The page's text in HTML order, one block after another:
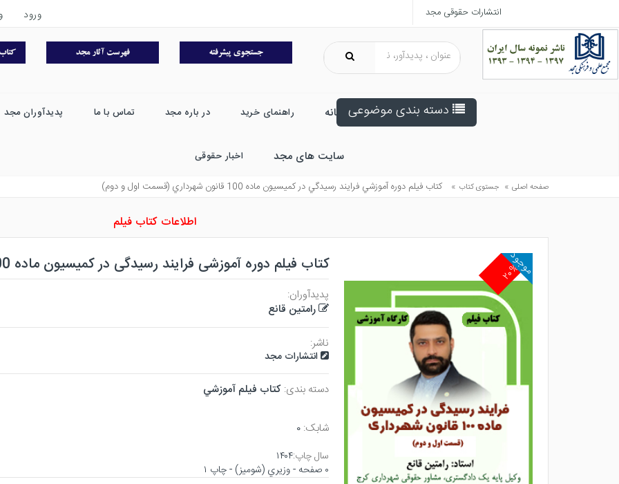
انتشارات حقوقی مجد ورود
دسته بندی موضوعی خانه راهنمای خرید در باره مجد تماس با ما پدیدآوران مجد
سایت های مجد اخبار حقوقی
صفحه اصلی » جستوی کتاب » كتاب فيلم دوره آموزشي فرايند رسيدگي در كميسيون ماده 100 قانون شهرداري (قسمت اول و دوم)
اطلاعات کتاب فیلم
۲۰%
موجود کتاب فیلم دوره آموزشی فرایند رسیدگی در کمیسیون ماده 100 قانون شهرداری (قسمت اول و دوم)
پدیدآوران:
رامتین قانع
ناشر:
انتشارات مجد
دسته بندی:كتاب فيلم آموزشي
شابک:۰
سال چاپ:۱۴۰۴
۰ صفحه - وزيري (شوميز) - چاپ ۱